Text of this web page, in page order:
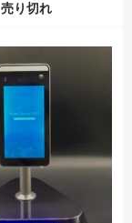
売り切れ